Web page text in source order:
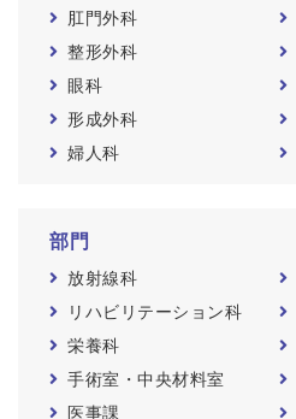
肛門外科
整形外科
眼科
形成外科
婦人科
部門
放射線科
リハビリテーション科
栄養科
手術室・中央材料室
医事課